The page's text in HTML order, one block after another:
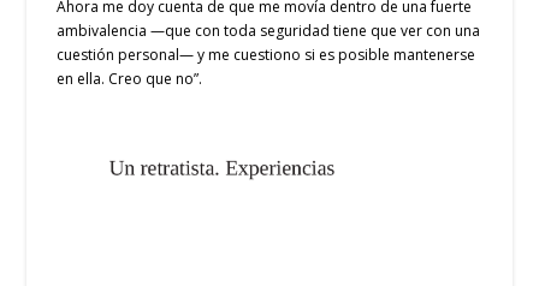
Ahora me doy cuenta de que me movía dentro de una fuerte
ambivalencia —que con toda seguridad tiene que ver con una
cuestión personal— y me cuestiono si es posible mantenerse
en ella. Creo que no”.